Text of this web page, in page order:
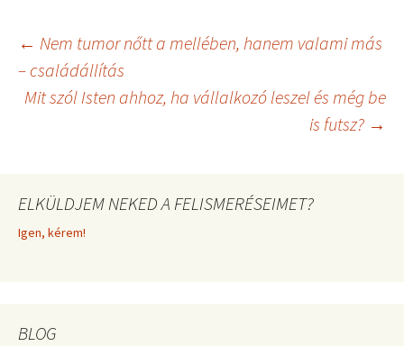
e
r
)
k
s
Bejegyzés
navigáció
← Nem tumor nőtt a mellében, hanem valami más
– családállítás
Mit szól Isten ahhoz, ha vállalkozó leszel és még be
is futsz? →
ELKÜLDJEM NEKED A FELISMERÉSEIMET?
Igen, kérem!
BLOG